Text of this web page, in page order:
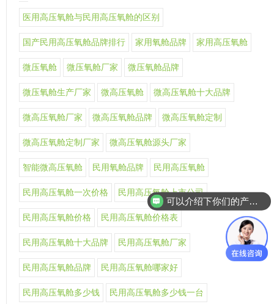
医用高压氧舱与民用高压氧舱的区别
国产民用高压氧舱品牌排行 家用氧舱品牌 家用高压氧舱
微压氧舱 微压氧舱厂家 微压氧舱品牌
微压氧舱生产厂家 微高压氧舱 微高压氧舱十大品牌
微高压氧舱厂家 微高压氧舱品牌 微高压氧舱定制
微高压氧舱定制厂家 微高压氧舱源头厂家
智能微高压氧舱 民用氧舱品牌 民用高压氧舱
民用高压氧舱一次价格 民用高压氧舱上市公司
民用高压氧舱价格 民用高压氧舱价格表
民用高压氧舱十大品牌 民用高压氧舱厂家
民用高压氧舱品牌 民用高压氧舱哪家好
民用高压氧舱多少钱 民用高压氧舱多少钱一台
可以介绍下你们的产品么